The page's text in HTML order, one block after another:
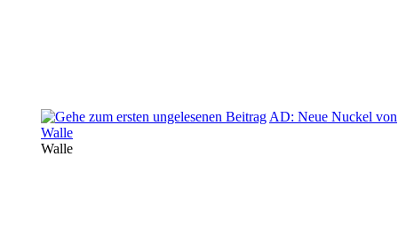
AD: Neue Nuckel von
Walle
Walle